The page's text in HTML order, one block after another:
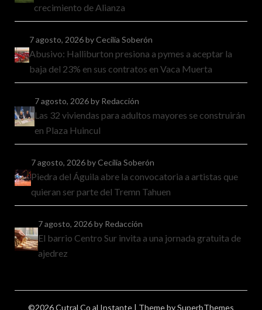
crecimiento de Alianza
7 agosto, 2026by Cecilia Soberón
Abusivo: Halliburton presiona a pymes a aceptar la
baja del 23% en sus contratos en Vaca Muerta
7 agosto, 2026by Redacción
Las 32 viviendas para adultos mayores se construirán
en Plaza Huincul
7 agosto, 2026by Cecilia Soberón
Piedra del Águila abre la convocatoria a artistas que
quieran ser parte del Tremn Tahuen
7 agosto, 2026by Redacción
El barrio Centro Sur invita a una jornada gratuita de
ajedrez
©2026 Cutral Co al Instante | Theme bySuperbThemes